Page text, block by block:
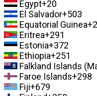
Egypt+20
El Salvador+503
Equatorial Guinea
Eritrea+291
Estonia+372
Ethiopia+251
Falkland Islands
Faroe Islands+298
Fiji+679